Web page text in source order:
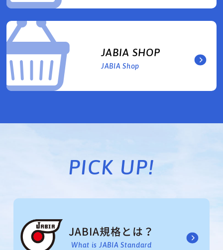
JABIA SHOP
JABIA Shop
PICK UP!
JABIA規格とは？
What is JABIA Standard